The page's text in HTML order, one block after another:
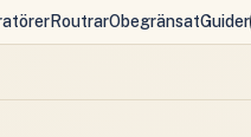
RoutrarObegränsatGuider